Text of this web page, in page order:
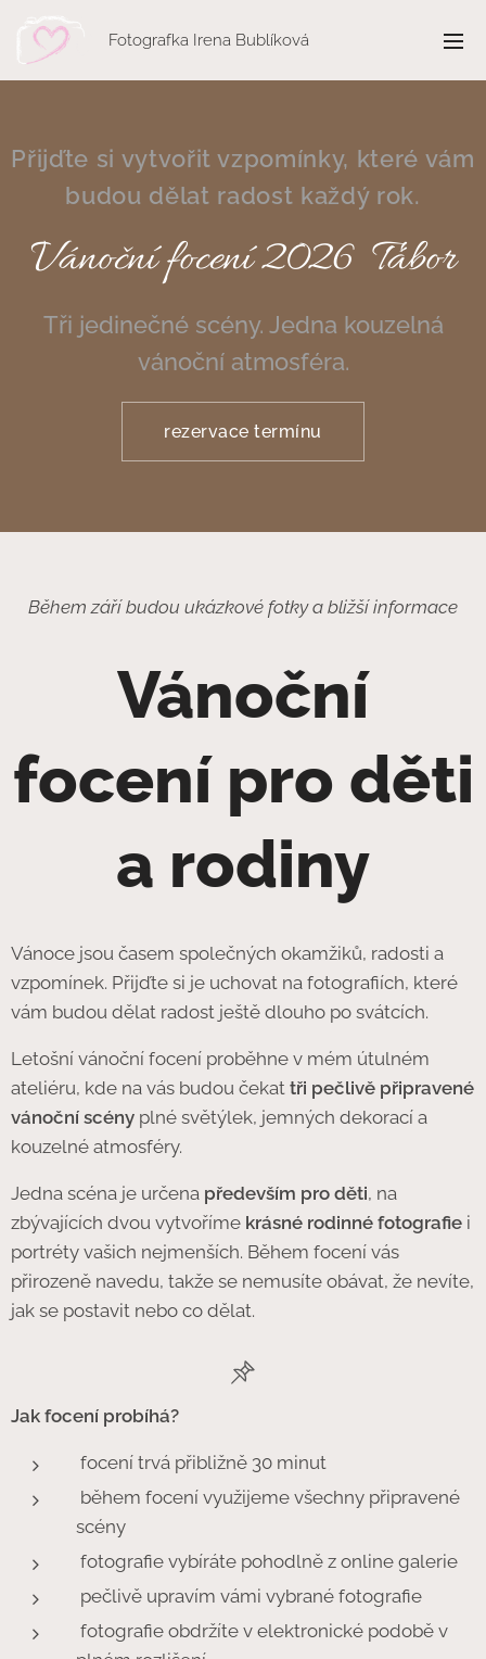
Fotografka Irena Bublíková
Přijďte si vytvořit vzpomínky, které vám
budou dělat radost každý rok.
Vánoční focení 2026 Tábor
Tři jedinečné scény. Jedna kouzelná
vánoční atmosféra.
rezervace termínu
Během září budou ukázkové fotky a bližší informace
Vánoční
focení pro děti
a rodiny
Vánoce jsou časem společných okamžiků, radosti a
vzpomínek. Přijďte si je uchovat na fotografiích, které
vám budou dělat radost ještě dlouho po svátcích.
Letošní vánoční focení proběhne v mém útulném
ateliéru, kde na vás budou čekat tři pečlivě připravené
vánoční scény plné světýlek, jemných dekorací a
kouzelné atmosféry.
Jedna scéna je určena především pro děti, na
zbývajících dvou vytvoříme krásné rodinné fotografie i
portréty vašich nejmenších. Během focení vás
přirozeně navedu, takže se nemusíte obávat, že nevíte,
jak se postavit nebo co dělat.
Jak focení probíhá?
focení trvá přibližně 30 minut
během focení využijeme všechny připravené
scény
fotografie vybíráte pohodlně z online galerie
pečlivě upravím vámi vybrané fotografie
fotografie obdržíte v elektronické podobě v